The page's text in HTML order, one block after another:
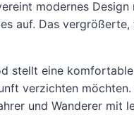
modernes
auf. Das
stellt eine
verzichten
und Wanderer